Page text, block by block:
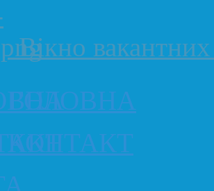
Вікно
ГОЛОВНА
КОНТАКТ